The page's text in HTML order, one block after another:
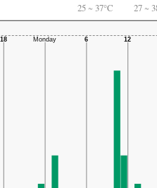
25 ~ 37°C 27 ~